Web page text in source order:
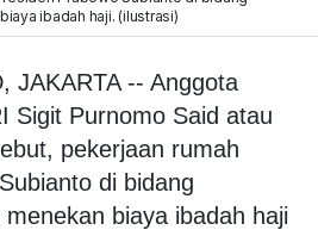
ibadah haji. (ilustrasi)
JAKARTA -- Anggota
Sigit Purnomo Said atau
pekerjaan rumah
di bidang
biaya ibadah haji